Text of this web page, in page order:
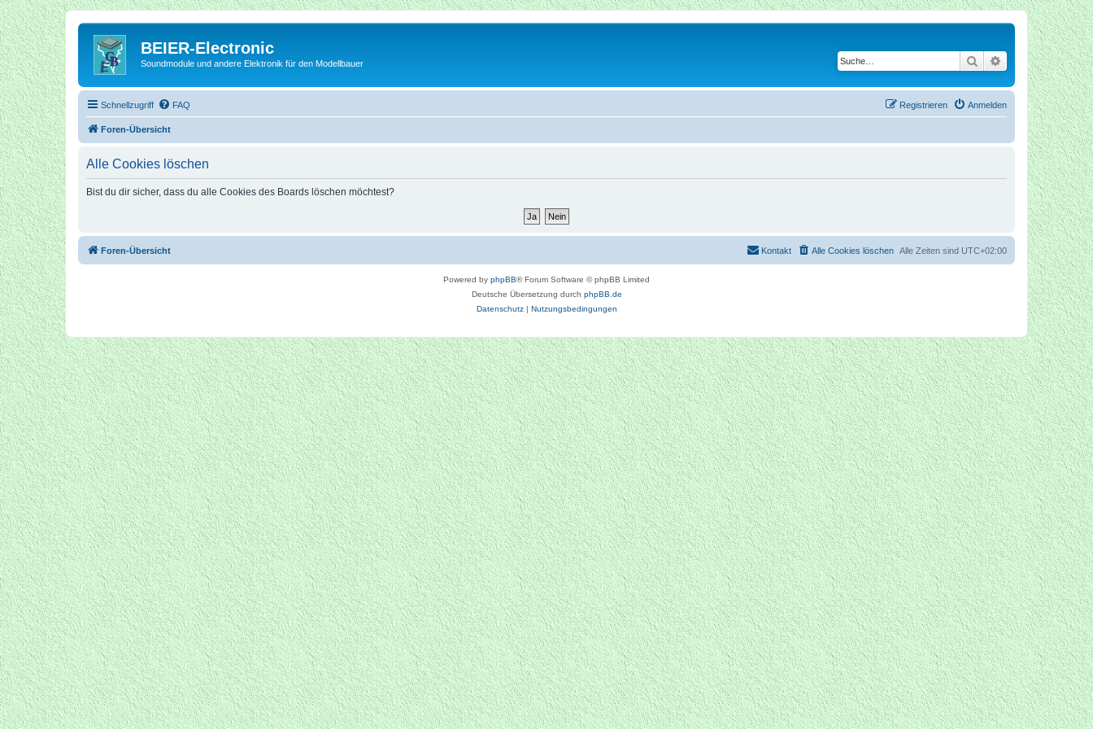
BEIER-Electronic
Soundmodule und andere Elektronik für den Modellbauer Suche Erweiterte Suche
Schnellzugriff FAQ Anmelden
Registrieren
Foren-Übersicht
Alle Cookies löschen
Bist du dir sicher, dass du alle Cookies des Boards löschen möchtest?
Foren-Übersicht Alle Zeiten sind UTC+02:00
Alle Cookies löschen
Kontakt
Powered by phpBB® Forum Software © phpBB Limited
Deutsche Übersetzung durch phpBB.de
Datenschutz| Nutzungsbedingungen